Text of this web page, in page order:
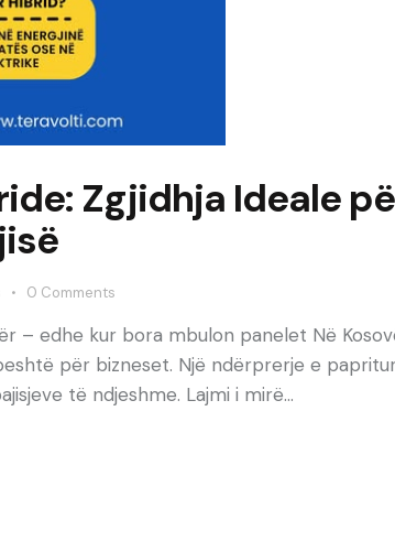
Zgjidhja Ideale
0 Comments
– edhe kur bora mbulon panelet Në
për bizneset. Një ndërprerje e
të ndjeshme. Lajmi i mirë…